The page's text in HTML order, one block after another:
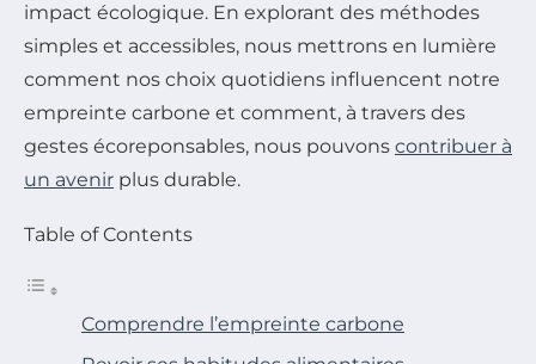
impact écologique. En explorant des méthodes
simples et accessibles, nous mettrons en lumière
comment nos choix quotidiens influencent notre
empreinte carbone et comment, à travers des
gestes écoreponsables, nous pouvons contribuer à
un avenir plus durable.
Table of Contents
Comprendre l’empreinte carbone